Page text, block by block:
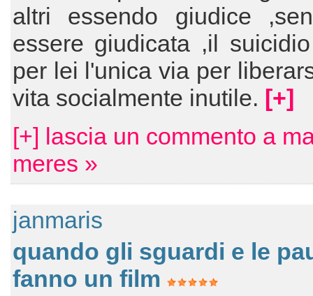
altri essendo giudice
essere giudicata ,il
per lei l'unica via per
vita socialmente inutile. [+]
[+] lascia un commento a
meres »
janmaris
quando gli sguardi e le
fanno un film